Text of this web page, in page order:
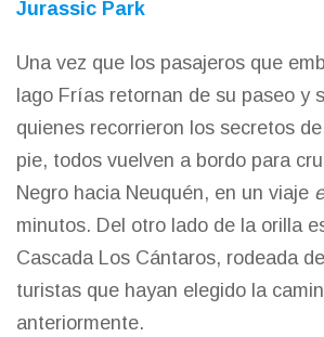
Jurassic Park
Una vez que los pasajeros que
lago Frías retornan de su paseo y
quienes recorrieron los secretos
pie, todos vuelven a bordo para
Negro hacia Neuquén, en un viaje
minutos. Del otro lado de la orilla
Cascada Los Cántaros, rodeada
turistas que hayan elegido la
anteriormente.